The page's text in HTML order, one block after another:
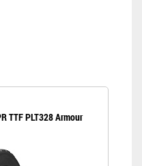
TTF PLT328 Armour